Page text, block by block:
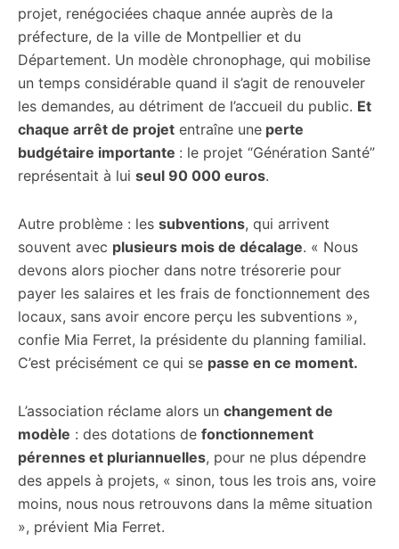
projet, renégociées chaque année auprès de la
préfecture, de la ville de Montpellier et du
Département. Un modèle chronophage, qui mobilise
un temps considérable quand il s’agit de renouveler
les demandes, au détriment de l’accueil du public. Et
chaque arrêt de projet entraîne une perte
budgétaire importante : le projet “Génération Santé”
représentait à lui seul 90 000 euros.
Autre problème : les subventions, qui arrivent
souvent avec plusieurs mois de décalage. « Nous
devons alors piocher dans notre trésorerie pour
payer les salaires et les frais de fonctionnement des
locaux, sans avoir encore perçu les subventions »,
confie Mia Ferret, la présidente du planning familial.
C’est précisément ce qui se passe en ce moment.
L’association réclame alors un changement de
modèle : des dotations de fonctionnement
pérennes et pluriannuelles, pour ne plus dépendre
des appels à projets, « sinon, tous les trois ans, voire
moins, nous nous retrouvons dans la même situation
», prévient Mia Ferret.